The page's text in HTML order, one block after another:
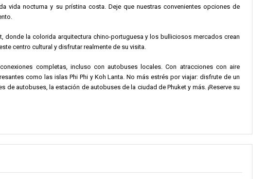
vida nocturna y su prístina costa. Deje que nuestras convenientes opciones de
donde la colorida arquitectura chino-portuguesa y los bulliciosos mercados crean
centro cultural y disfrutar realmente de su visita.
completas, incluso con autobuses locales. Con atracciones con aire
como las islas Phi Phi y Koh Lanta. No más estrés por viajar: disfrute de un
autobuses, la estación de autobuses de la ciudad de Phuket y más. ¡Reserve su